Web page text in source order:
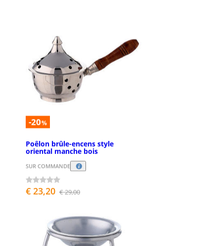
-20%
Poêlon brûle-encens style
oriental manche bois
SUR COMMANDE
€ 23,20 € 29,00